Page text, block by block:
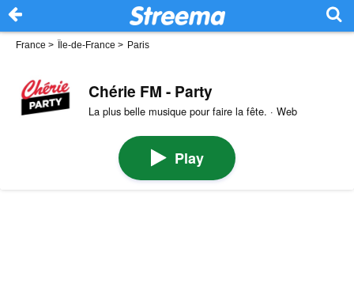
France > Île-de-France > Paris
Chérie FM - Party
La plus belle musique pour faire la fête. · Web
Play